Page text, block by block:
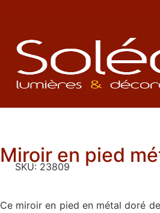
Miroir en pied
SKU: 23809
Ce miroir en pied en métal doré